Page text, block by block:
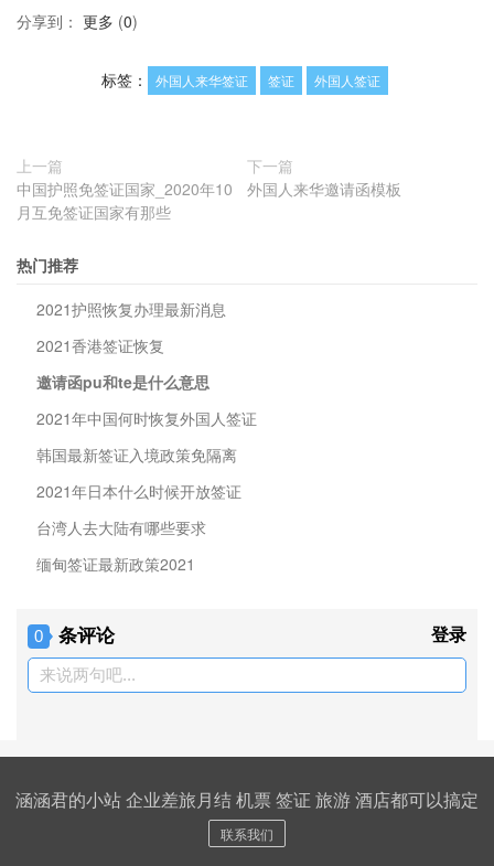
分享到： 更多 (0)
标签： 外国人来华签证 签证 外国人签证
上一篇
中国护照免签证国家_2020年10
月互免签证国家有那些
下一篇
外国人来华邀请函模板
热门推荐
2021护照恢复办理最新消息
2021香港签证恢复
邀请函pu和te是什么意思
2021年中国何时恢复外国人签证
韩国最新签证入境政策免隔离
2021年日本什么时候开放签证
台湾人去大陆有哪些要求
缅甸签证最新政策2021
0 条评论 登录
来说两句吧...
涵涵君的小站 企业差旅月结 机票 签证 旅游 酒店都可以搞定
联系我们